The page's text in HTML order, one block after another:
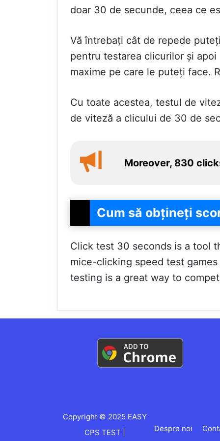
doar 30 de secunde, ceea ce
Vă întrebați cât de repede
pentru testarea clicurilor și
maxime pe care le puteți face.
Cu toate acestea, testul de
de viteză a clicului de 30 de
Moreover, 830
Cum să obțineți
Click test 30 seconds is a tool
mice-clicking speed test
testing is a great way to
Despre noi
Copyright © 2025 EASY
CPS TEST |